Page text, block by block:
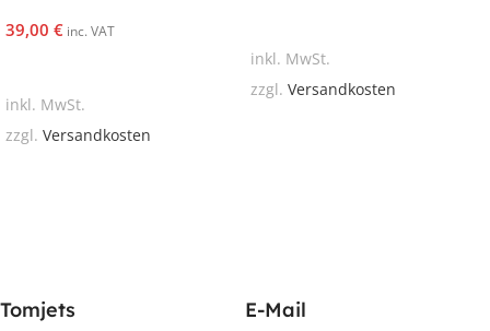
39,00 € inc. VAT
inkl. MwSt.
zzgl. Versandkosten
inkl. MwSt.
zzgl. Versandkosten
Tomjets E-Mail